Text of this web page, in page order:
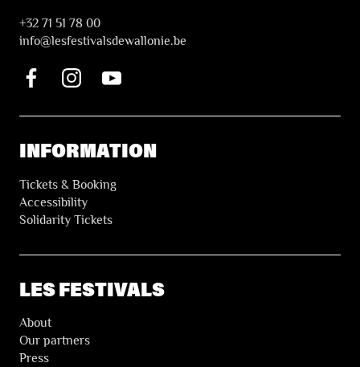
+32 71 51 78 00
info@lesfestivalsdewallonie.be
INFORMATION
Tickets & Booking
Accessibility
Solidarity Tickets
LES FESTIVALS
About
Our partners
Press